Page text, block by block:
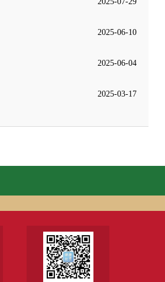
2025-06-10
2025-06-04
2025-03-17